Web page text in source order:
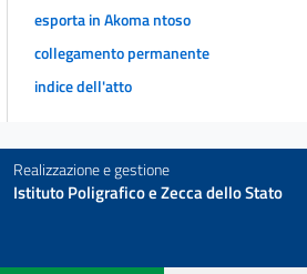
25 bis
26
26 bis
28
28 bis
esporta in Akoma ntoso
collegamento permanente
indice dell'atto
Realizzazione e gestione
Istituto Poligrafico e Zecca dello Stato